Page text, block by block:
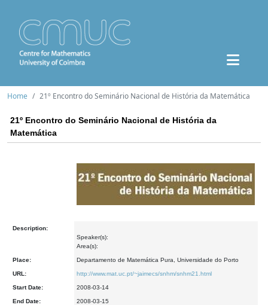
Home 21º Encontro do Seminário Nacional de História da Matemática
21º Encontro do Seminário Nacional de História da
Matemática
Description:
Speaker(s):
Area(s):
Place: Departamento de Matemática Pura, Universidade do Porto
URL: http://www.mat.uc.pt/~jaimecs/snhm/snhm21.html
Start Date: 2008-03-14
End Date: 2008-03-15